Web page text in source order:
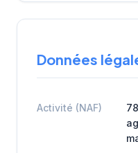
Données
Activité (NAF)